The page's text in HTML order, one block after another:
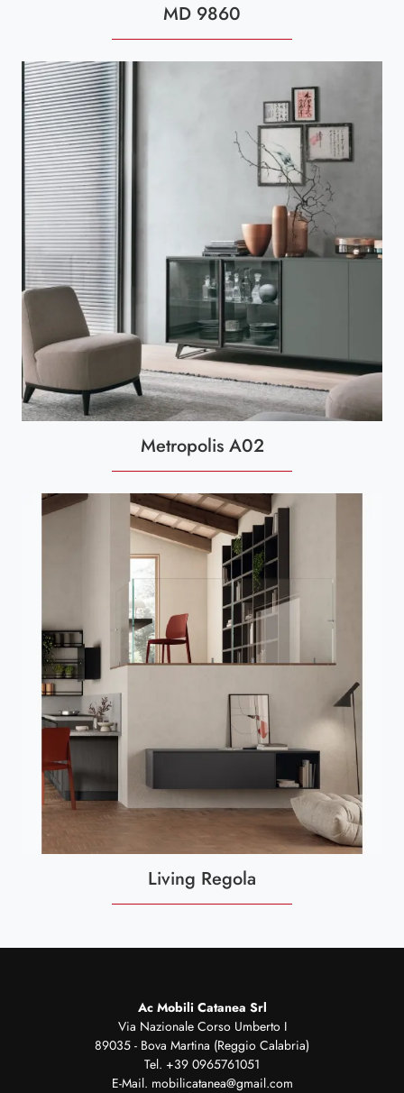
MD 9860
Metropolis A02
Living Regola
Ac Mobili Catanea Srl
Via Nazionale Corso Umberto I
89035 - Bova Martina (Reggio Calabria)
Tel. +39 0965761051
E-Mail. mobilicatanea@gmail.com